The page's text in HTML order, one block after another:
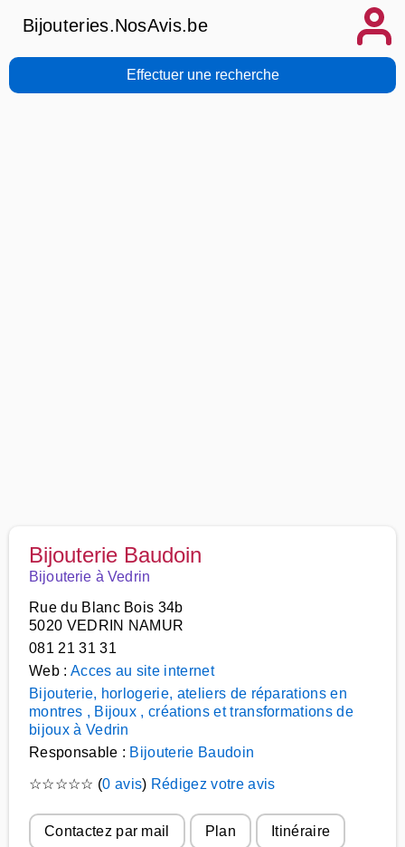
Bijouteries.NosAvis.be
Effectuer une recherche
Bijouterie Baudoin
Bijouterie à Vedrin
Rue du Blanc Bois 34b
5020 VEDRIN NAMUR
081 21 31 31
Web : Acces au site internet
Bijouterie, horlogerie, ateliers de réparations en
montres , Bijoux , créations et transformations de
bijoux à Vedrin
Responsable : Bijouterie Baudoin
☆☆☆☆☆ (0 avis) Rédigez votre avis
Contactez par mail Plan Itinéraire